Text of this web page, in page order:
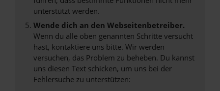
unterstützt werden.
Wende dich an den Webseitenbetreiber.
Wenn du alle oben genannten Schritte versucht
hast, kontaktiere uns bitte. Wir werden
versuchen, das Problem zu beheben. Du kannst
uns diesen Text schicken, um uns bei der
Fehlersuche zu unterstützen: